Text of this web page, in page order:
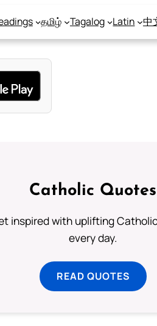
தமிழ் Tagalog Latin 中
Catholic Quotes
inspired with uplifting
every day.
READ QUOTES